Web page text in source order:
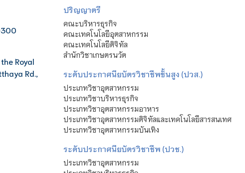
Royal
Rd.,
ปริญญาตรี
คณะบริหารธุรกิจ
คณะเทคโนโลยีอุตสาหกรรม
คณะเทคโนโลยีดิจิทัล
สำนักวิชาเกษตรนวัต
ระดับประกาศนียบัตรวิชาชีพชั้นสูง (ปวส.)
ประเภทวิชาอุตสาหกรรม
ประเภทวิชาบริหารธุรกิจ
ประเภทวิชาอุตสาหกรรมอาหาร
ประเภทวิชาอุตสาหกรรมดิจิทัลและเทคโนโลยีสารสนเทศ
ประเภทวิชาอุตสาหกรรมบันเทิง
ระดับประกาศนียบัตรวิชาชีพ (ปวช.)
ประเภทวิชาอุตสาหกรรม